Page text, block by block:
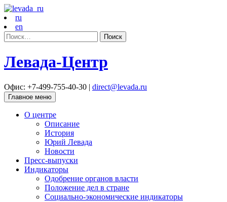
ru
en
Найти:
Левада-Центр
Офис: +7-499-755-40-30 | direct@levada.ru
Главное меню
О центре
Описание
История
Юрий Левада
Новости
Пресс-выпуски
Индикаторы
Одобрение органов власти
Положение дел в стране
Социально-экономические индикаторы